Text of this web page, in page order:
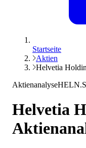
Startseite
Aktien
Helvetia
Aktienanalyse
Helvetia